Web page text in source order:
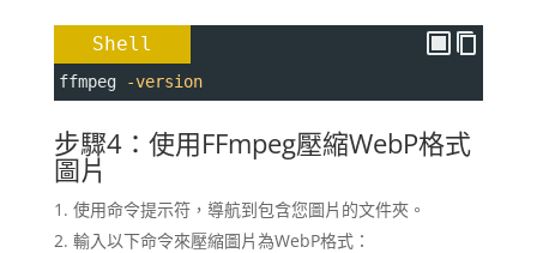
Shell
ffmpeg -version
步驟4：使用FFmpeg壓縮WebP格式
圖片
使用命令提示符，導航到包含您圖片的文件夾。
輸入以下命令來壓縮圖片為WebP格式：